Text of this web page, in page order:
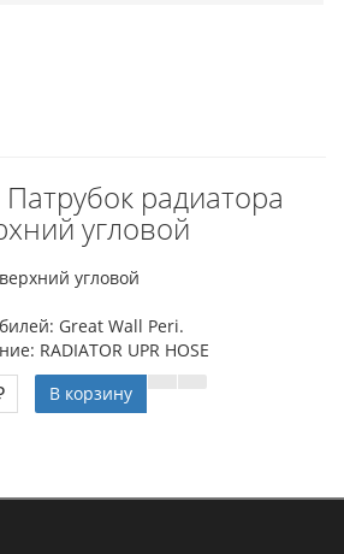
радиатора
угловой
угловой
Great Wall Peri.
RADIATOR UPR HOSE
В корзину